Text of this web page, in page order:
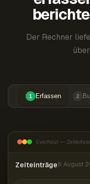
Der Rechner
1 Erfassen 2
Everhour —
Zeiteinträge6. August